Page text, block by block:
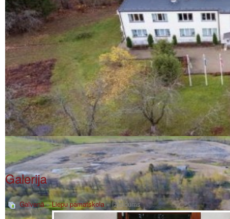
Galerija
Galvenā»Liepu pamatskola» Izlaidums